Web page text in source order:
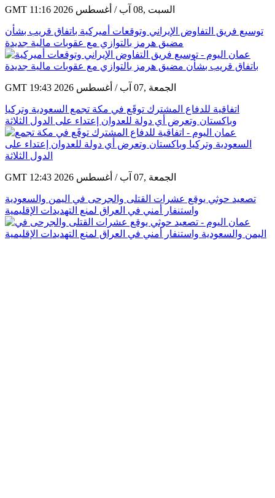
GMT 11:16 2026 السبت ,08 آب / أغسطس
توسيع فريق التفاوض الإيراني وتوقعات أميركية باتفاق قريب بشأن
مضيق هرمز بالتوازي مع عقوبات مالية جديدة
GMT 19:43 2026 الجمعة ,07 آب / أغسطس
اتفاقية للدفاع المشترك توقَع في مكة تجمع السعودية وتركيا
وباكستان وتعرض أي دولة للعدوان إعتداء على الدول الثلاثة
GMT 12:43 2026 الجمعة ,07 آب / أغسطس
تصعيد حوثي يوقع عشرات القتلى والجرحى في اليمن والسعودية
واستنفار أمني في العراق لمنع التهديدات الإقليمية